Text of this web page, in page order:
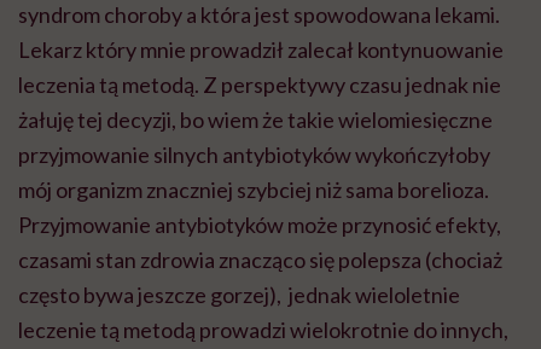
syndrom choroby a która jest spowodowana lekami.
Lekarz który mnie prowadził zalecał kontynuowanie
leczenia tą metodą. Z perspektywy czasu jednak nie
żałuję tej decyzji, bo wiem że takie wielomiesięczne
przyjmowanie silnych antybiotyków wykończyłoby
mój organizm znaczniej szybciej niż sama borelioza.
Przyjmowanie antybiotyków może przynosić efekty,
czasami stan zdrowia znacząco się polepsza (chociaż
często bywa jeszcze gorzej), jednak wieloletnie
leczenie tą metodą prowadzi wielokrotnie do innych,